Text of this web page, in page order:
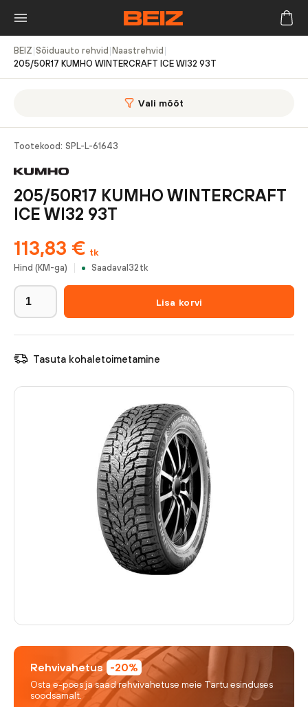
BEIZ Sõiduauto rehvid Naastrehvid
205/50R17 KUMHO WINTERCRAFT ICE WI32 93T
Vali mõõt
Rehvivahetus -20%
Osta e-poes ja saad rehvivahetuse meie Tartu esinduses
soodsamalt.
Tootekood: SPL-L-61643
205/50R17 KUMHO WINTERCRAFT
ICE WI32 93T
113,83 € tk
Hind (KM-ga) Saadaval 32 tk
Lisa korvi
Tasuta kohaletoimetamine